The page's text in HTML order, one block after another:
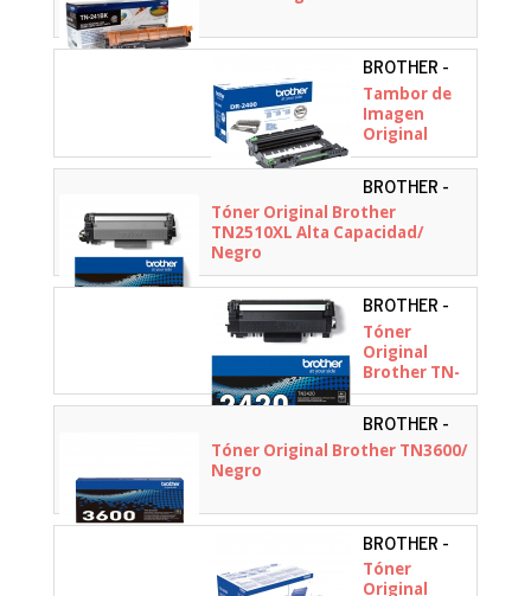
BROTHER -
DR2400
Tambor de
Imagen
Original
Brother DR-
2400
BROTHER -
TN2510XL
Tóner Original Brother
TN2510XL Alta Capacidad/
Negro
BROTHER -
TN2420
Tóner
Original
Brother TN-
2420 Alta
Capacidad/
Negro
BROTHER -
TN3600
Tóner Original Brother TN3600/
Negro
BROTHER -
TN3430
Tóner
Original